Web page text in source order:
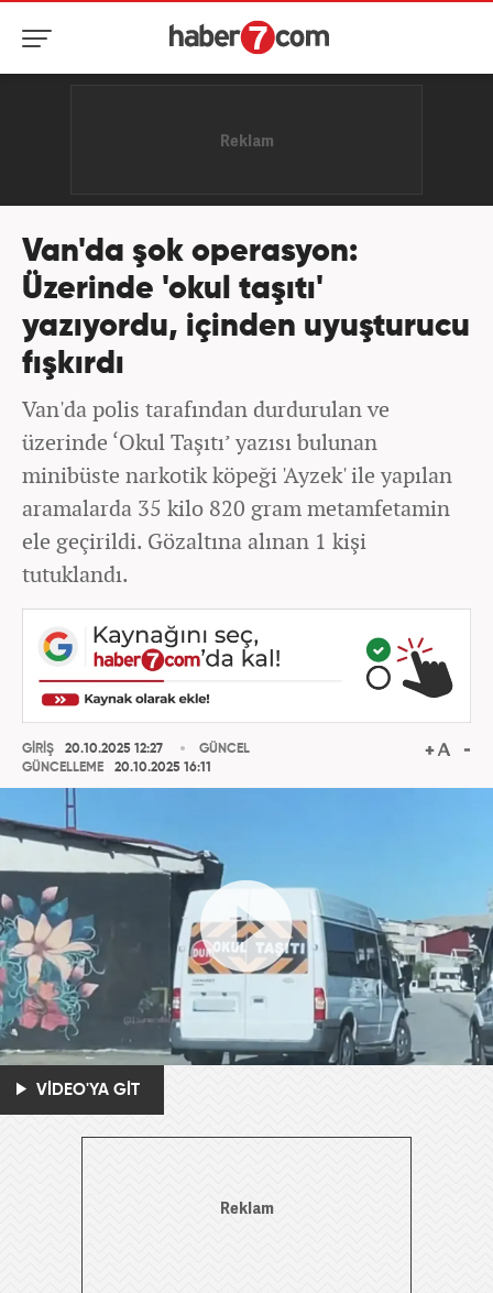
Van'da şok operasyon:
Üzerinde 'okul taşıtı'
yazıyordu, içinden uyuşturucu
fışkırdı
Van'da polis tarafından durdurulan ve
üzerinde ‘Okul Taşıtı’ yazısı bulunan
minibüste narkotik köpeği 'Ayzek' ile yapılan
aramalarda 35 kilo 820 gram metamfetamin
ele geçirildi. Gözaltına alınan 1 kişi
tutuklandı.
GİRİŞ
20.10.2025 12:27
GÜNCELLEME
20.10.2025 16:11
GÜNCEL
VİDEO'YA GİT